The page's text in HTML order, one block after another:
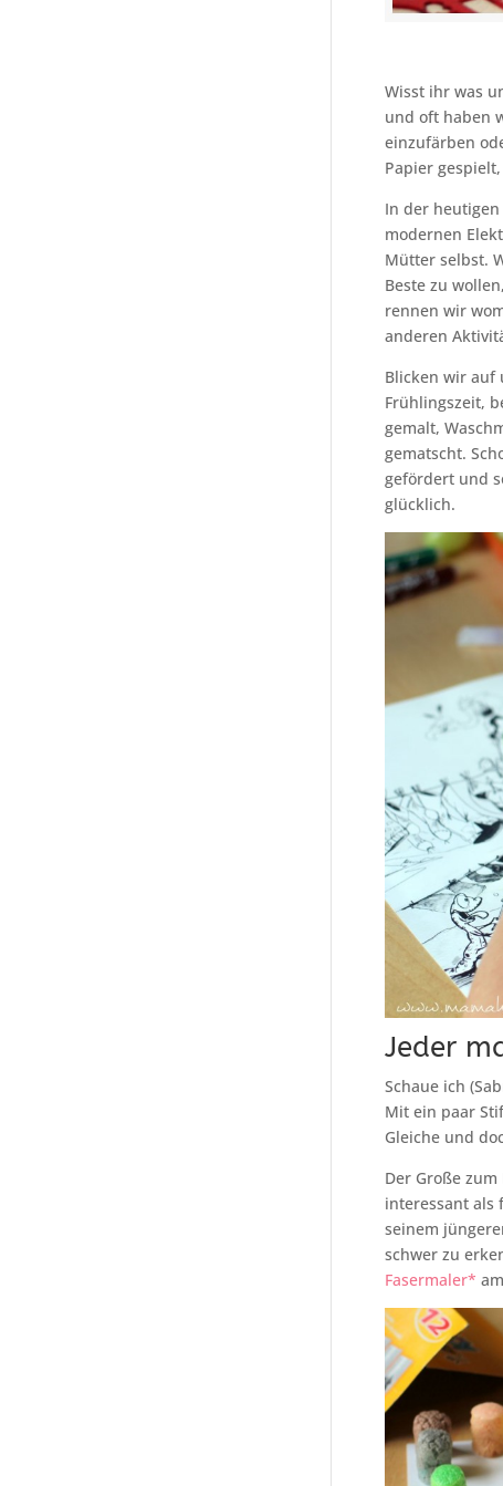
Wisst ihr was
und oft haben
einzufärben
Papier
In der
modernen
Mütter selbst.
Beste zu
rennen wir
anderen
Blicken wir auf
Frühlingszeit,
gemalt,
gematscht.
gefördert und
glücklich.
Jeder
Schaue ich
Mit ein paar
Gleiche und
Der Große
interessant als
seinem
schwer zu
Fasermaler*